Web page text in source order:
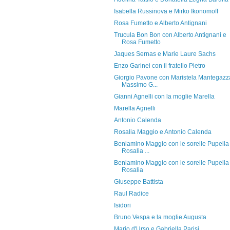
Isabella Russinova e Mirko Ikonomoff
Rosa Fumetto e Alberto Antignani
Trucula Bon Bon con Alberto Antignani e
Rosa Fumetto
Jaques Sernas e Marie Laure Sachs
Enzo Garinei con il fratello Pietro
Giorgio Pavone con Maristela
Massimo G...
Gianni Agnelli con la moglie Marella
Marella Agnelli
Antonio Calenda
Rosalia Maggio e Antonio Calenda
Beniamino Maggio con le sorelle Pupella
Rosalia ...
Beniamino Maggio con le sorelle Pupella
Rosalia
Giuseppe Battista
Raul Radice
Isidori
Bruno Vespa e la moglie Augusta